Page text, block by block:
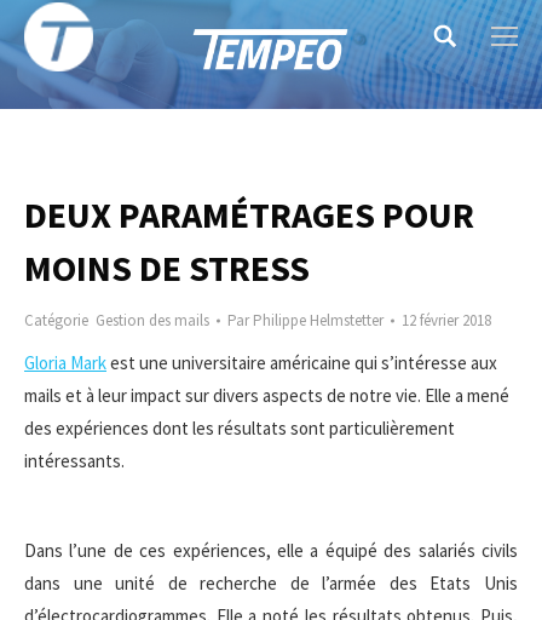
Search:
DEUX PARAMÉTRAGES POUR
MOINS DE STRESS
Catégorie Gestion des mails ParPhilippe Helmstetter 12 février 2018
Gloria Markest une universitaire américaine qui s’intéresse aux
mails et à leur impact sur divers aspects de notre vie. Elle a mené
des expériences dont les résultats sont particulièrement
intéressants.
Dans l’une de ces expériences, elle a équipé des salariés civils
dans une unité de recherche de l’armée des Etats Unis